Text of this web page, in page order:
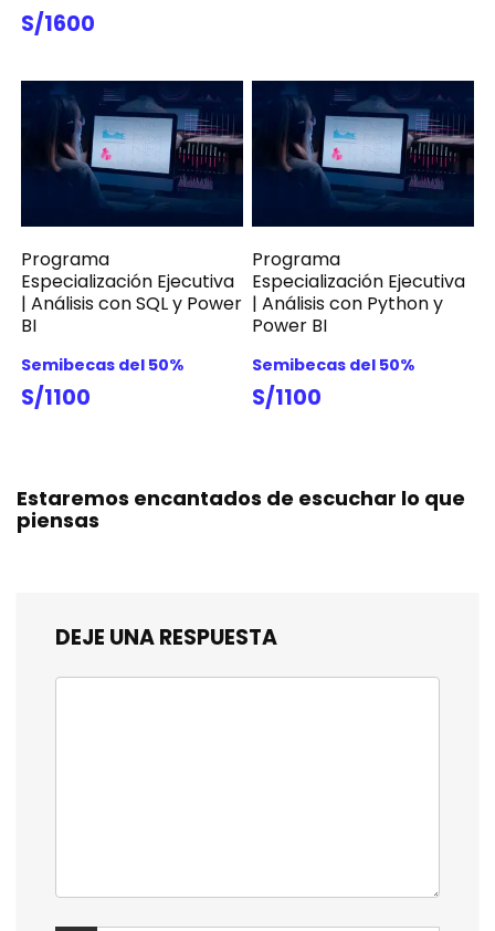
S/1600
Programa
Especialización Ejecutiva
| Análisis con SQL y Power
BI
Semibecas del 50%
S/1100
Programa
Especialización Ejecutiva
| Análisis con Python y
Power BI
Semibecas del 50%
S/1100
Estaremos encantados de escuchar lo que
piensas
DEJE UNA RESPUESTA